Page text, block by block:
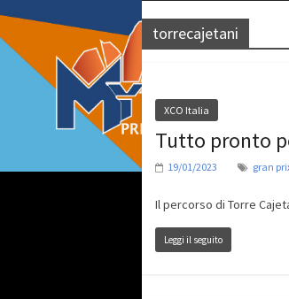
torrecajetani
XCO Italia
Tutto pronto
19/01/2023 gran
Il percorso di Torre
Leggi il seguito